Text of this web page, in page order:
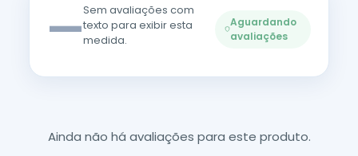
—Sem avaliações com
texto para exibir esta
medida.
Aguardando
avaliações
Ainda não há avaliações para este produto.